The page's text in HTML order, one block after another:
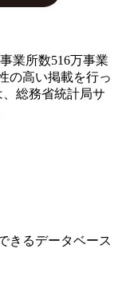
業所数516万事業
の高い掲載を行っ
総務省統計局サ
きるデータベース